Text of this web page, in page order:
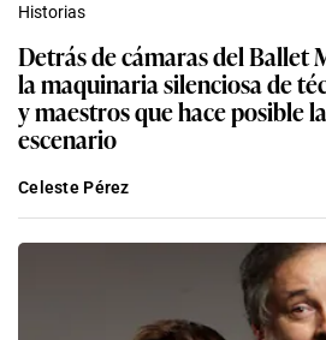
Historias
Detrás de cámaras del Ballet
la maquinaria silenciosa de
y maestros que hace posible
escenario
Celeste Pérez